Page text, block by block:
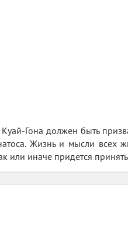
Гона должен быть
Жизнь и мысли всех
или иначе придется принять